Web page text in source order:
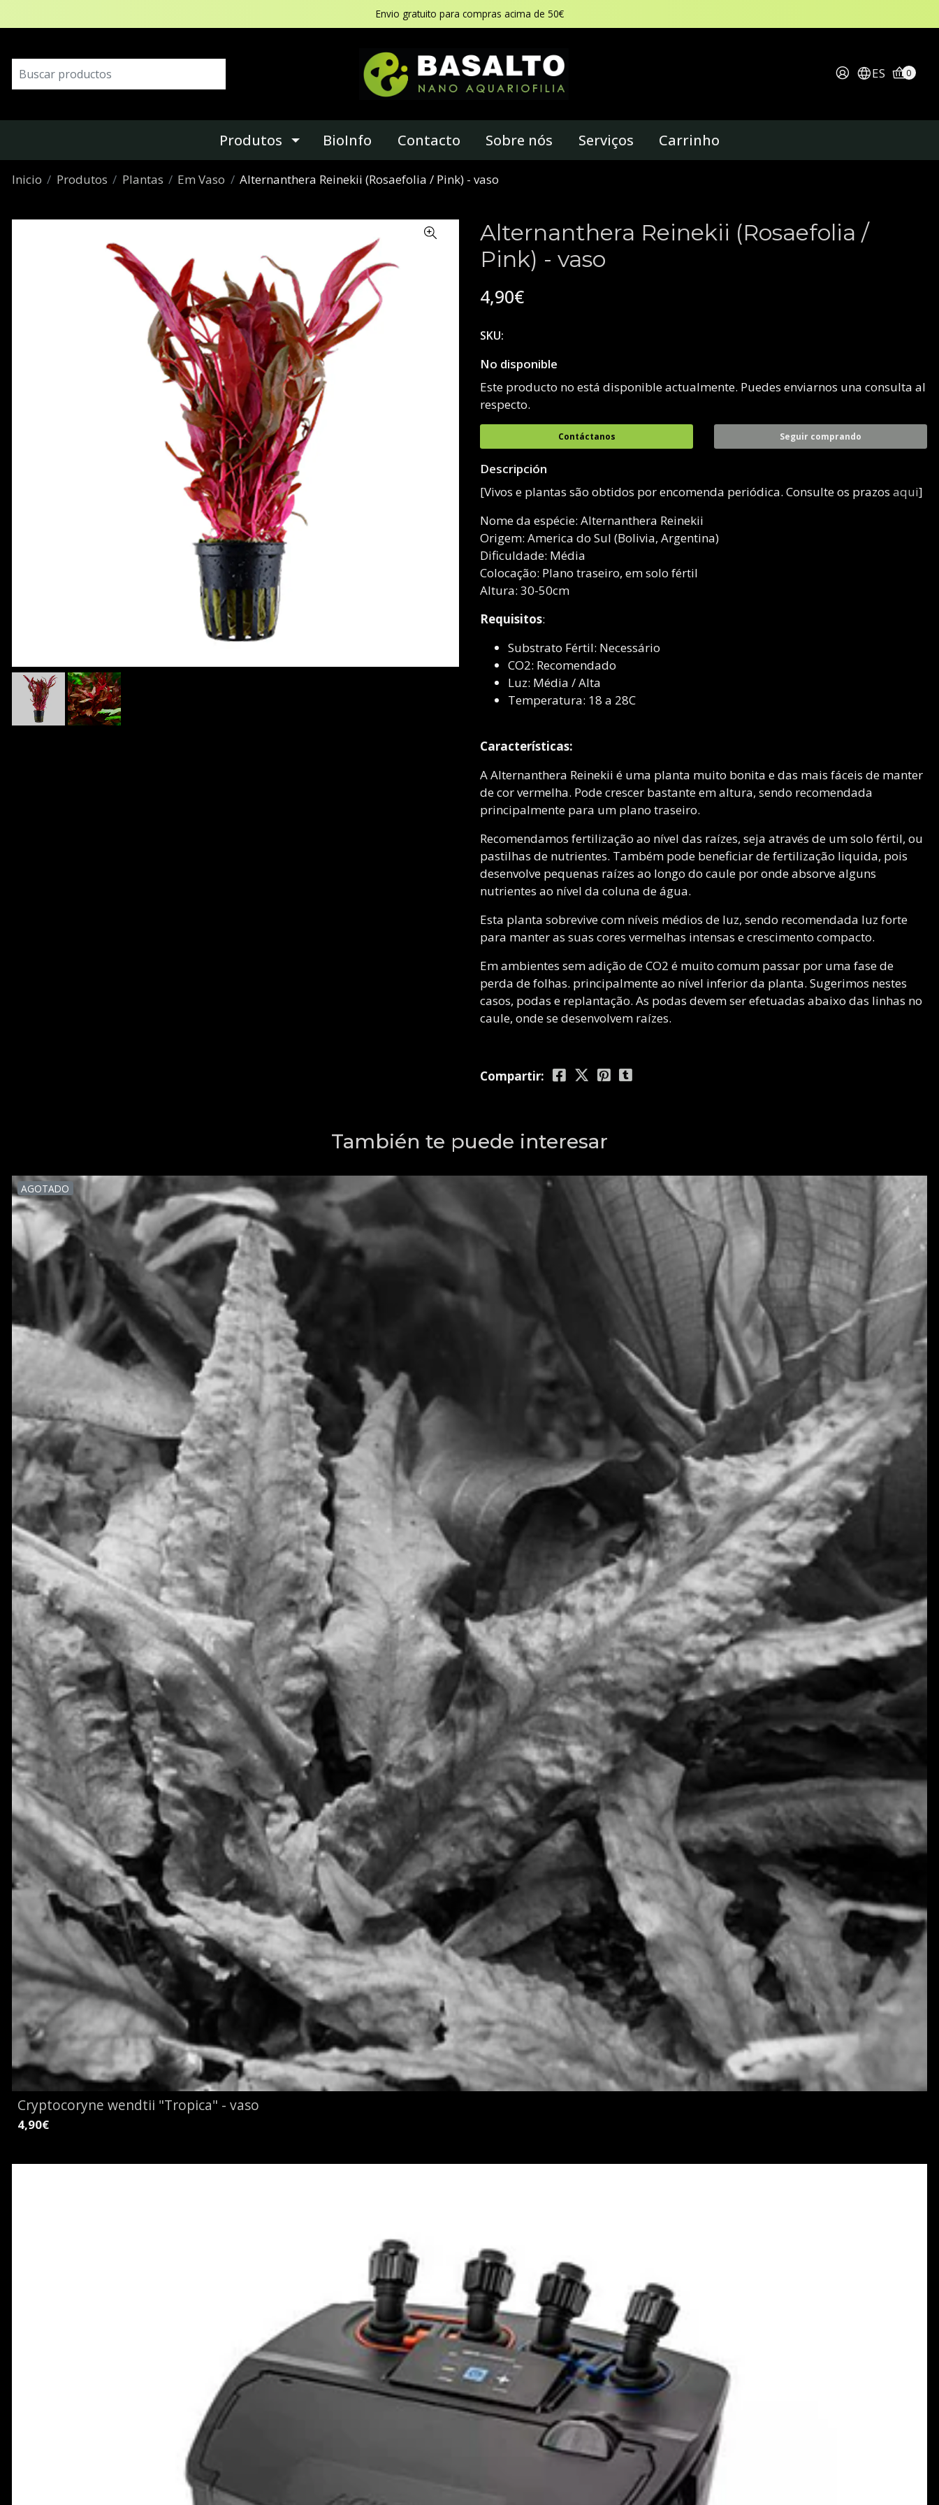
Envio gratuito para compras acima de 50€
ES 0
Produtos BioInfo Contacto Sobre nós Serviços Carrinho
Inicio Produtos Plantas Em Vaso Alternanthera Reinekii (Rosaefolia / Pink) - vaso
Alternanthera Reinekii (Rosaefolia /
Pink) - vaso
4,90€
SKU:
No disponible
Este producto no está disponible actualmente. Puedes enviarnos una consulta al
respecto.
Contáctanos Seguir comprando
Descripción
[Vivos e plantas são obtidos por encomenda periódica. Consulte os prazos aqui]
Nome da espécie: Alternanthera Reinekii
Origem: America do Sul (Bolivia, Argentina)
Dificuldade: Média
Colocação: Plano traseiro, em solo fértil
Altura: 30-50cm
Requisitos:
Substrato Fértil: Necessário
CO2: Recomendado
Luz: Média / Alta
Temperatura: 18 a 28C
Características:
A Alternanthera Reinekii é uma planta muito bonita e das mais fáceis de manter
de cor vermelha. Pode crescer bastante em altura, sendo recomendada
principalmente para um plano traseiro.
Recomendamos fertilização ao nível das raízes, seja através de um solo fértil, ou
pastilhas de nutrientes. Também pode beneficiar de fertilização liquida, pois
desenvolve pequenas raízes ao longo do caule por onde absorve alguns
nutrientes ao nível da coluna de água.
Esta planta sobrevive com níveis médios de luz, sendo recomendada luz forte
para manter as suas cores vermelhas intensas e crescimento compacto.
Em ambientes sem adição de CO2 é muito comum passar por uma fase de
perda de folhas. principalmente ao nível inferior da planta. Sugerimos nestes
casos, podas e replantação. As podas devem ser efetuadas abaixo das linhas no
caule, onde se desenvolvem raízes.
Compartir:
También te puede interesar
AGOTADO
Cryptocoryne wendtii "Tropica" - vaso
4,90€